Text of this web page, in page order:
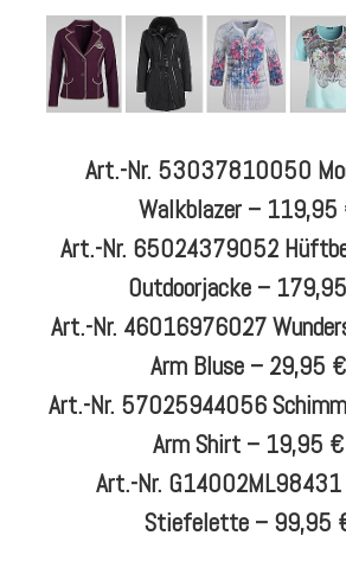
Art.-Nr. 53037810050
Walkblazer – 119,95
Art.-Nr. 65024379052
Outdoorjacke –
Art.-Nr. 46016976027
Arm Bluse – 29,95 €
Art.-Nr. 57025944056
Arm Shirt – 19,95 €
Art.-Nr.
Stiefelette – 99,95